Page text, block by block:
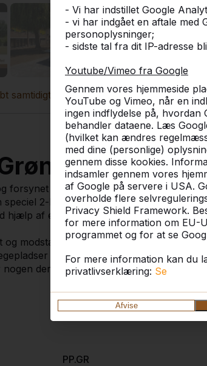
- Vi har indstillet Google
- vi har indgået en aftale med
personoplysninger;
- sidste tal fra dit IP-adresse
Youtube/Vimeo fra Google
Gennem vores hjemmeside
YouTube og Vimeo, når en
ingen indflydelse på, hvordan
behandler dataene. Læs
(hvilket kan ændres
med dine (personlige)
gennem disse kookies.
indsamler gennem vores
af Google på servere i USA.
overholde flere
Privacy Shield Framework.
for mere information om EU-
programmet og for at se
For mere information kan du
privatlivserklæring: Se
Afvise
samtidigt AnmeldelserLignende produkter
forsynet med både over- og
2-komponentlak i farven
hjælp af et net i beton.
modstandsdygtigt over for vandalisme.
m.v. Prisen på bordtennisbordet
nogen der hjælper til.
PP.GR